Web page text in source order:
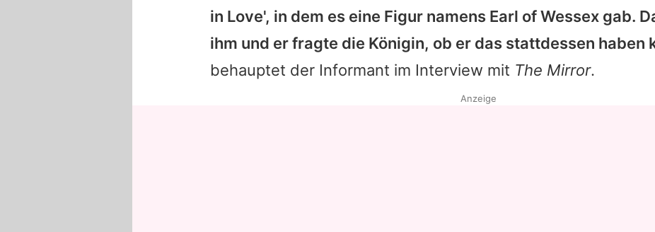
in Love', in dem es eine Figur namens Earl of Wessex gab.
ihm und er fragte die Königin, ob er das stattdessen haben
behauptet der Informant im Interview mit The Mirror.
Anzeige